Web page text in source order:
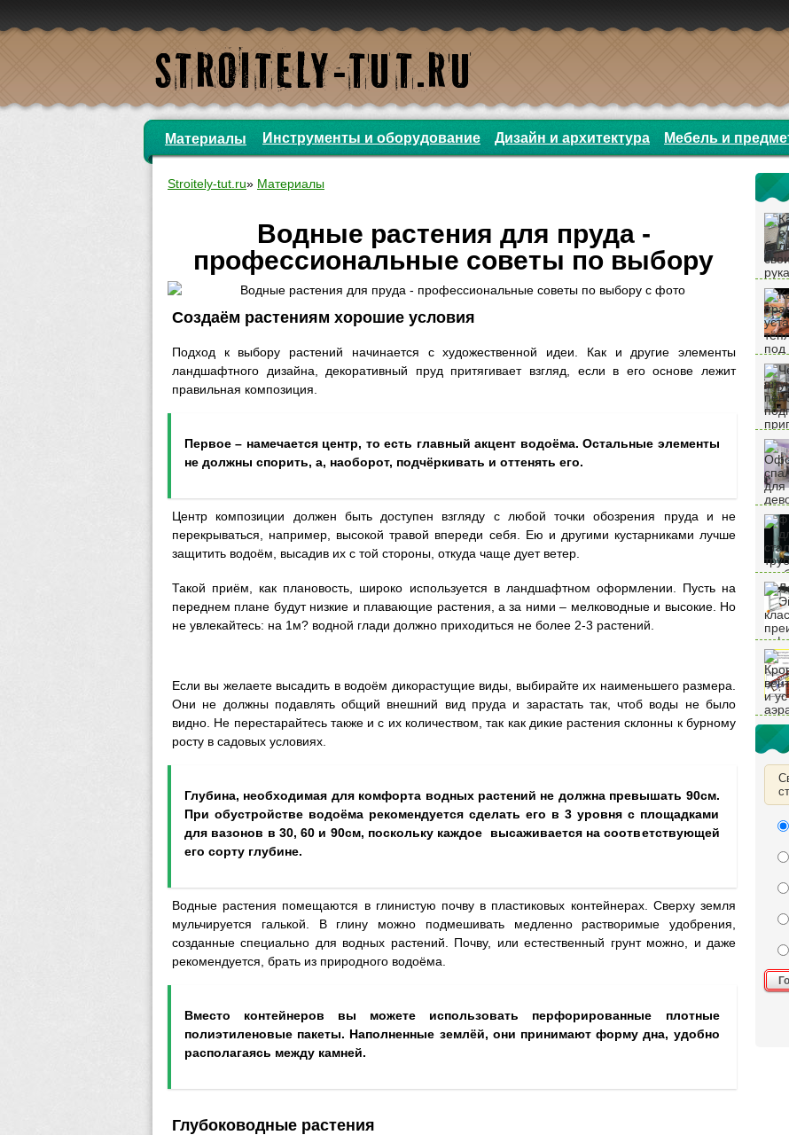
Материалы Инструменты и оборудование Дизайн и архитектура Мебель и
Stroitely-tut.ru» Материалы
Водные растения для пруда -
профессиональные советы по выбору
Создаём растениям хорошие условия
Подход к выбору растений начинается с художественной идеи. Как и другие элементы
ландшафтного дизайна, декоративный пруд притягивает взгляд, если в его основе лежит
правильная композиция.
Первое – намечается центр, то есть главный акцент водоёма. Остальные элементы
не должны спорить, а, наоборот, подчёркивать и оттенять его.
Центр композиции должен быть доступен взгляду с любой точки обозрения пруда и не
перекрываться, например, высокой травой впереди себя. Ею и другими кустарниками лучше
защитить водоём, высадив их с той стороны, откуда чаще дует ветер.
Такой приём, как плановость, широко используется в ландшафтном оформлении. Пусть на
переднем плане будут низкие и плавающие растения, а за ними – мелководные и высокие. Но
не увлекайтесь: на 1м? водной глади должно приходиться не более 2-3 растений.
Если вы желаете высадить в водоём дикорастущие виды, выбирайте их наименьшего размера.
Они не должны подавлять общий внешний вид пруда и зарастать так, чтоб воды не было
видно. Не перестарайтесь также и с их количеством, так как дикие растения склонны к бурному
росту в садовых условиях.
Глубина, необходимая для комфорта водных растений не должна превышать 90см.
При обустройстве водоёма рекомендуется сделать его в 3 уровня с площадками
для вазонов в 30, 60 и 90см, поскольку каждое высаживается на соответствующей
его сорту глубине.
Водные растения помещаются в глинистую почву в пластиковых контейнерах. Сверху земля
мульчируется галькой. В глину можно подмешивать медленно растворимые удобрения,
созданные специально для водных растений. Почву, или естественный грунт можно, и даже
рекомендуется, брать из природного водоёма.
Вместо контейнеров вы можете использовать перфорированные плотные
полиэтиленовые пакеты. Наполненные землёй, они принимают форму дна, удобно
располагаясь между камней.
Глубоководные растения